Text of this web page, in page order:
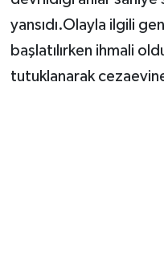
yansıdı.Olayla ilgili
başlatılırken ihmali
tutuklanarak